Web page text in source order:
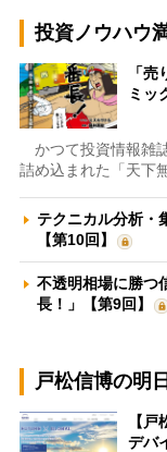
投資ノウハウ
「
ミッ
かつて投資情報雑
詰め込まれた「天下
テクニカル分析・
【第10回】
不透明相場に勝
長！」【第9回】
戸松信博の明
【
デバ